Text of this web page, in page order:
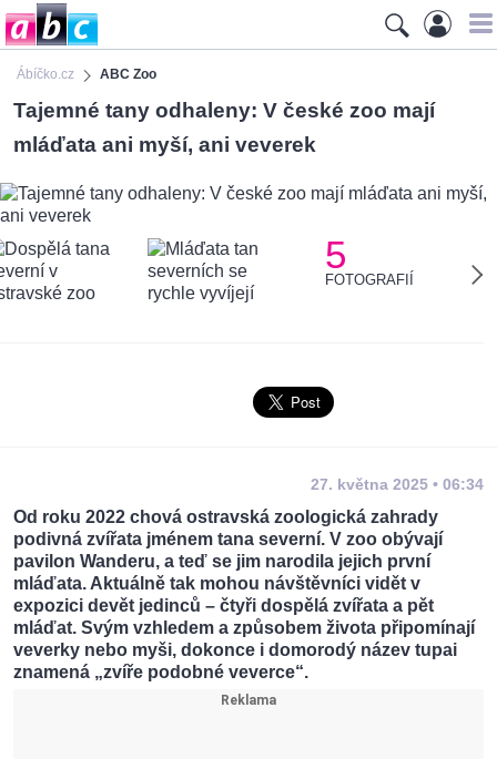
Ábíčko.cz ABC Zoo
Tajemné tany odhaleny: V české zoo mají
mláďata ani myší, ani veverek
5
FOTOGRAFIÍ
27. května 2025 • 06:34
Od roku 2022 chová ostravská zoologická zahrady
podivná zvířata jménem tana severní. V zoo obývají
pavilon Wanderu, a teď se jim narodila jejich první
mláďata. Aktuálně tak mohou návštěvníci vidět v
expozici devět jedinců – čtyři dospělá zvířata a pět
mláďat. Svým vzhledem a způsobem života připomínají
veverky nebo myši, dokonce i domorodý název tupai
znamená „zvíře podobné veverce“.